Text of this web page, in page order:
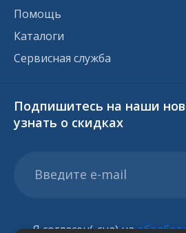
Помощь
Каталоги
Сервисная служба
Подпишитесь на наши
узнать о скидках
Я согласен(-сна) на